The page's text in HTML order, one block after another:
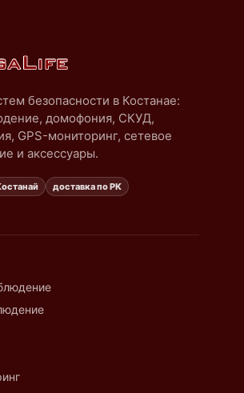
безопасности в Костанае:
домофония, СКУД,
GPS-мониторинг, сетевое
и аксессуары.
доставка по РК